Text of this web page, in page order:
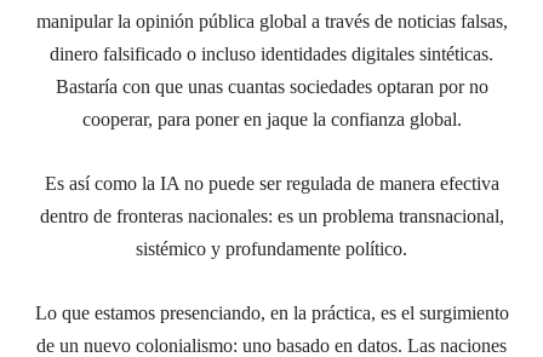
manipular la opinión pública global a través de noticias falsas,
dinero falsificado o incluso identidades digitales sintéticas.
Bastaría con que unas cuantas sociedades optaran por no
cooperar, para poner en jaque la confianza global.
Es así como la IA no puede ser regulada de manera efectiva
dentro de fronteras nacionales: es un problema transnacional,
sistémico y profundamente político.
Lo que estamos presenciando, en la práctica, es el surgimiento
de un nuevo colonialismo: uno basado en datos. Las naciones